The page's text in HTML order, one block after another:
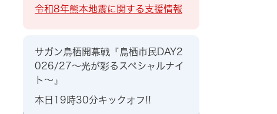
令和8年熊本地震に関する支援情報
サガン鳥栖開幕戦『鳥栖市民DAY2
026/27～光が彩るスペシャルナイ
ト～』
本日19時30分キックオフ!!